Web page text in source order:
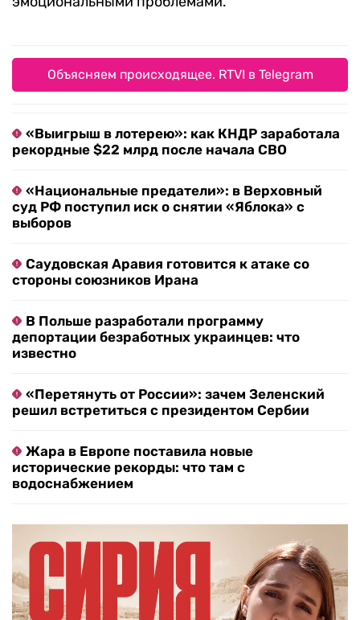
Объясняем происходящее. RTVI в Telegram
«Выигрыш в лотерею»: как КНДР заработала
рекордные $22 млрд после начала СВО
«Национальные предатели»: в Верховный
суд РФ поступил иск о снятии «Яблока» с
выборов
Саудовская Аравия готовится к атаке со
стороны союзников Ирана
В Польше разработали программу
депортации безработных украинцев: что
известно
«Перетянуть от России»: зачем Зеленский
решил встретиться с президентом Сербии
Жара в Европе поставила новые
исторические рекорды: что там с
водоснабжением